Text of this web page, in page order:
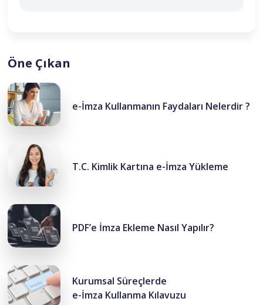
Öne Çıkan
e-İmza Kullanmanın Faydaları Nelerdir ?
T.C. Kimlik Kartına e-İmza Yükleme
PDF’e İmza Ekleme Nasıl Yapılır?
Kurumsal Süreçlerde
e-İmza Kullanma Kılavuzu